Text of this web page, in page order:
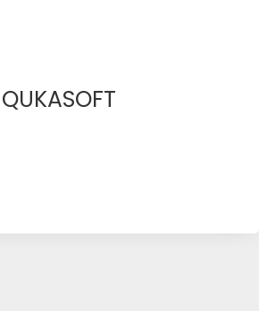
QUKASOFT